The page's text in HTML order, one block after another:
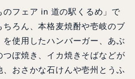
フェア in 道の駅くるめ」で
ちろん、本格麦焼酎や壱岐のブ
を使用したハンバーガー、あぶ
つぼ焼き、イカ焼きそばなどが
おさかな石けんや壱州とうふ